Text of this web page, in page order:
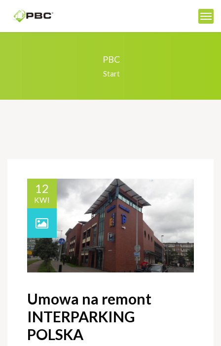
PBC
Start
12
KWI
Umowa na remont
INTERPARKING
POLSKA